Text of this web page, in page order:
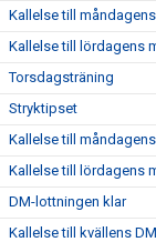
Kallelse till
Kallelse till lördagens
Torsdagsträning
Stryktipset
Kallelse till
Kallelse till lördagens
DM-lottningen klar
Kallelse till kvällens